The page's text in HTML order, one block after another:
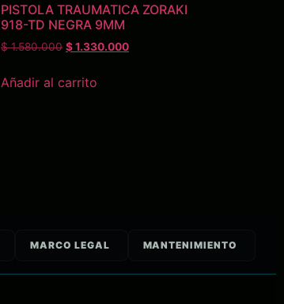
PISTOLA TRAUMATICA ZORAKI
918-TD NEGRA 9MM
$1.580.000 $1.330.000
Añadir al carrito
MARCO LEGAL MANTENIMIENTO